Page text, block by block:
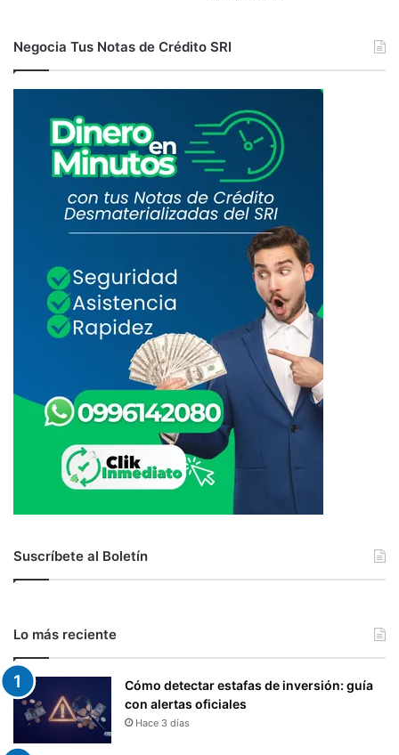
Negocia Tus Notas de Crédito SRI
Suscríbete al Boletín
Lo más reciente
Cómo detectar estafas de inversión: guía
con alertas oficiales
Hace 3 días